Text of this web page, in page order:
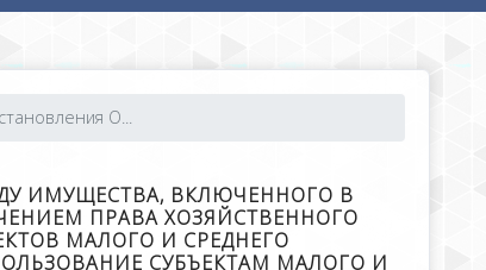
О...
ИМУЩЕСТВА, ВКЛЮЧЕННОГО В
ПРАВА ХОЗЯЙСТВЕННОГО
МАЛОГО И СРЕДНЕГО
СУБЪЕКТАМ МАЛОГО И